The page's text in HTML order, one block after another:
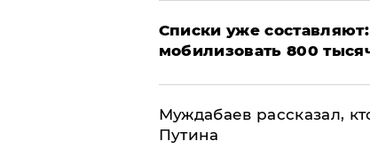
Списки уже
мобилизовать 800
Муждабаев рассказал,
Путина